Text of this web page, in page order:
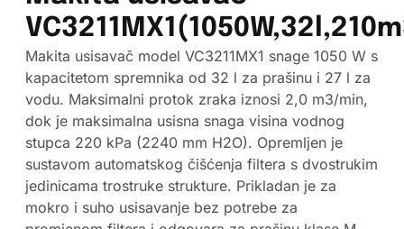
Makita usisavač model VC3211MX1 snage 1050 W s
kapacitetom spremnika od 32 l za prašinu i 27 l za
vodu. Maksimalni protok zraka iznosi 2,0 m3/min,
dok je maksimalna usisna snaga visina vodnog
stupca 220 kPa (2240 mm H2O). Opremljen je
sustavom automatskog čišćenja filtera s dvostrukim
jedinicama trostruke strukture. Prikladan je za
mokro i suho usisavanje bez potrebe za